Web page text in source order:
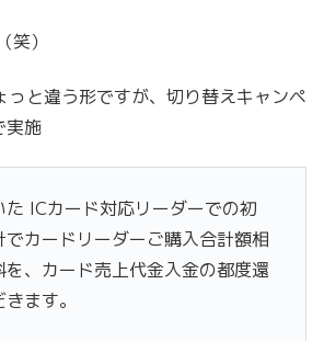
笑）
っと違う形ですが、切り替えキャンペ
実施
た ICカード対応リーダーでの初
でカードリーダーご購入合計額相
を、カード売上代金入金の都度還
ます。